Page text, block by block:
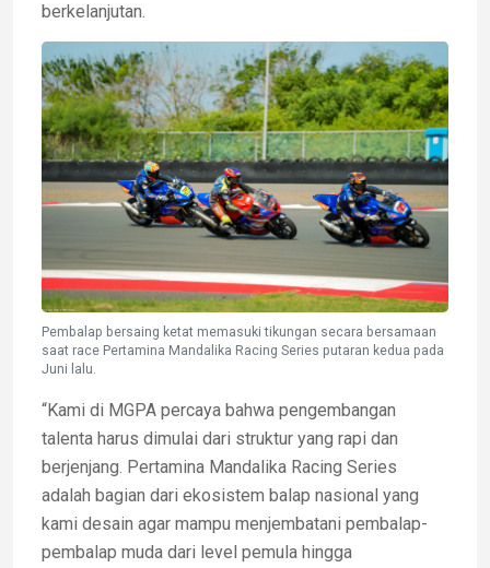
berkelanjutan.
Pembalap bersaing ketat memasuki tikungan secara bersamaan
saat race Pertamina Mandalika Racing Series putaran kedua pada
Juni lalu.
“Kami di MGPA percaya bahwa pengembangan
talenta harus dimulai dari struktur yang rapi dan
berjenjang. Pertamina Mandalika Racing Series
adalah bagian dari ekosistem balap nasional yang
kami desain agar mampu menjembatani pembalap-
pembalap muda dari level pemula hingga